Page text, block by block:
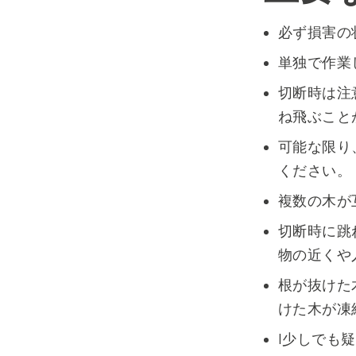
必ず損害
単独で作業
切断時は注
ね飛ぶこ
可能な限り
ください。
複数の木が
切断時に跳
物の近くや
根が抜けた
けた木が
I少しでも